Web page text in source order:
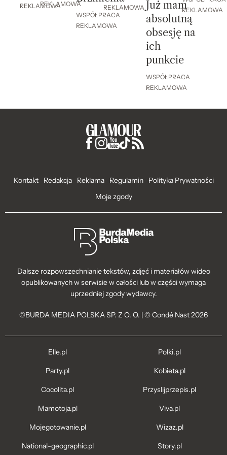
REKLAMOWAREKLAMOWA
WSPÓŁPRACA
REKLAMOWA
REKLAMOWA Już mam
absolutną
obsesję na
ich
punkcie
WSPÓŁPRACA
REKLAMOWA
REKLAMOWA
Kontakt Redakcja Reklama Regulamin
Polityka Prywatności
Moje zgody
Dalsze rozpowszechnianie tekstów, zdjęć i materiałów wideo
opublikowanych w serwisie w całości lub w części wymaga
uprzedniej zgody wydawcy.
©BURDA MEDIA POLSKA SP. Z O. O. | © Condé Nast 2026
Elle.pl
Party.pl
Cocolita.pl
Mamotoja.pl
Mojegotowanie.pl
National-geographic.pl
Polki.pl
Kobieta.pl
Przyslijprzepis.pl
Viva.pl
Wizaz.pl
Story.pl